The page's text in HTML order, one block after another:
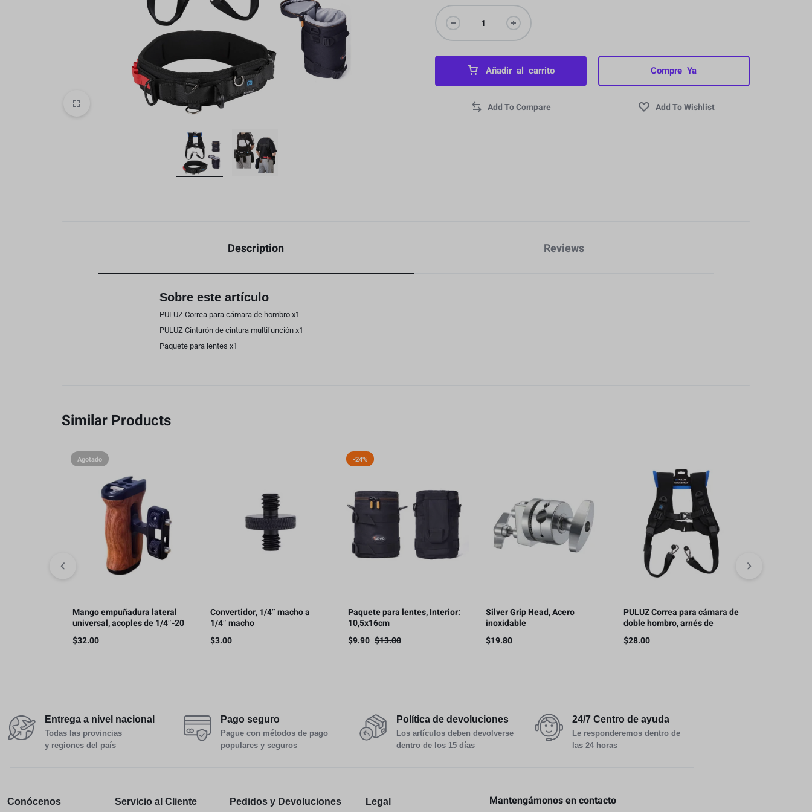
Baterias y Accesorios
Estabilización
Caja Protectore
Añadir al carrito Compre Ya
Description Reviews
Sobre este artículo
PULUZ Correa para cámara de hombro x1
PULUZ Cinturón de cintura multifunción x1
Paquete para lentes x1
Similar Products
Agotado
Mango empuñadura lateral
universal, acoples de 1/4″-20
$32.00
Convertidor, 1/4″ macho a
1/4″ macho
$3.00
-24%
Paquete para lentes, Interior:
10,5x16cm
$9.90 $13.00
Silver Grip Head, Acero
inoxidable
$19.80
PULUZ Correa para cámara de
doble hombro, arnés de
correa de cámara de
liberación rápida ajustable
$28.00
Entrega a nivel nacional
Todas las provincias
y regiones del país
Pago seguro
Pague con métodos de pago
populares y seguros
Política de devoluciones
Los artículos deben devolverse
dentro de los 15 días
24/7 Centro de ayuda
Le responderemos dentro de
las 24 horas
Conócenos Servicio al Cliente Pedidos y Devoluciones Legal Mantengámonos en contacto